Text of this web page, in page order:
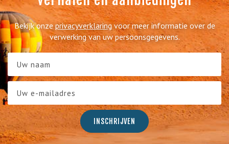
Bekijk onzeprivacyverklaringvoor meer informatie over de
verwerking van uw persoonsgegevens.